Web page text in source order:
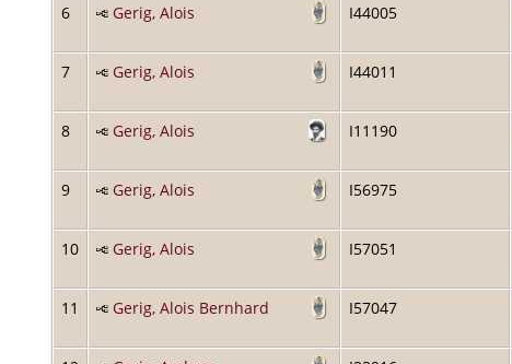
6
Gerig, Alois I44005
7
Gerig, Alois I44011
8
Gerig, Alois I11190
9
Gerig, Alois I56975
10
Gerig, Alois I57051
11
Gerig, Alois Bernhard I57047